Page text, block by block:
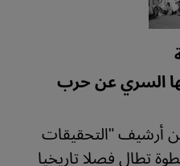
السري عن حرب
أرشيف "التحقيقات
تطال فصلا تاريخيا